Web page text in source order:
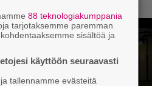
88 teknologiakumppania
tarjotaksemme paremman
sisältöä ja
käyttöön seuraavasti
tallennamme evästeitä